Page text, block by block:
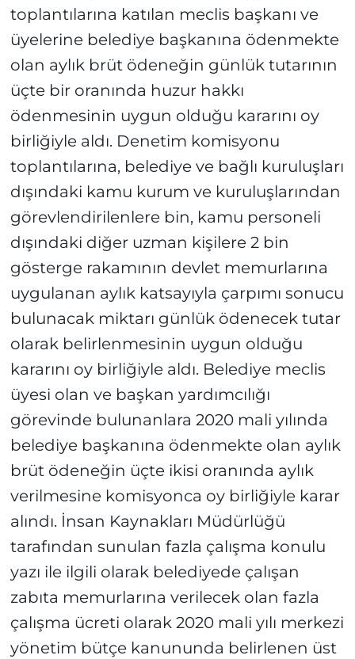
toplantılarına katılan meclis başkanı ve
üyelerine belediye başkanına ödenmekte
olan aylık brüt ödeneğin günlük tutarının
üçte bir oranında huzur hakkı
ödenmesinin uygun olduğu kararını oy
birliğiyle aldı. Denetim komisyonu
toplantılarına, belediye ve bağlı kuruluşları
dışındaki kamu kurum ve kuruluşlarından
görevlendirilenlere bin, kamu personeli
dışındaki diğer uzman kişilere 2 bin
gösterge rakamının devlet memurlarına
uygulanan aylık katsayıyla çarpımı sonucu
bulunacak miktarı günlük ödenecek tutar
olarak belirlenmesinin uygun olduğu
kararını oy birliğiyle aldı. Belediye meclis
üyesi olan ve başkan yardımcılığı
görevinde bulunanlara 2020 mali yılında
belediye başkanına ödenmekte olan aylık
brüt ödeneğin üçte ikisi oranında aylık
verilmesine komisyonca oy birliğiyle karar
alındı. İnsan Kaynakları Müdürlüğü
tarafından sunulan fazla çalışma konulu
yazı ile ilgili olarak belediyede çalışan
zabıta memurlarına verilecek olan fazla
çalışma ücreti olarak 2020 mali yılı merkezi
yönetim bütçe kanununda belirlenen üst